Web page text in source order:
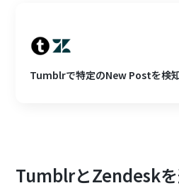
Tumblrで特定のNew Postを検
TumblrとZendesk